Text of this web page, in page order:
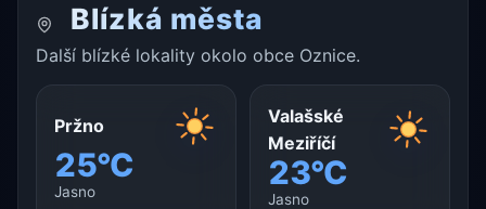
Blízká města
Další blízké lokality okolo obce Oznice.
Pržno
25°C
Jasno
Valašské
Meziříčí
23°C
Jasno